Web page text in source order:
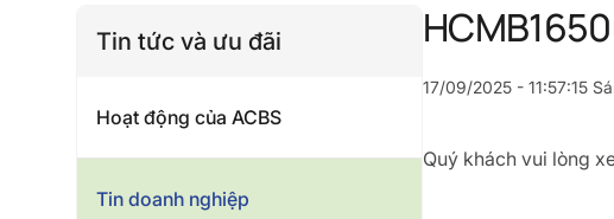
Tin tức và ưu đãi
Hoạt động của ACBS
Tin doanh nghiệp
17/09/2025 - 11:57:15
Quý khách vui lòng